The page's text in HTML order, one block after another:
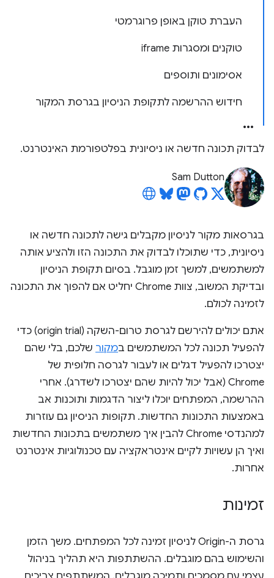
העברת טוקן באופן פרוגרמטי
טוקנים ומסגרות iframe
אסימונים ותוספים
חידוש ההרשמה לתקופת הניסיון בגרסת המקור
לבדוק תכונה חדשה או ניסיונית בפלטפורמת האינטרנט.
Sam Dutton
בגרסאות מקור לניסיון מקבלים גישה לתכונה חדשה או
ניסיונית, כדי שתוכלו לבדוק את התכונה הזו ולהציע אותה
למשתמשים, למשך זמן מוגבל. בסיום תקופת הניסיון
ובדיקת המשוב, צוות Chrome יחליט אם להפוך את התכונה
לזמינה לכולם.
אתם יכולים להירשם לגרסת טרום-השקה (origin trial) כדי
להפעיל תכונה לכל המשתמשים במקור שלכם, בלי שהם
יצטרכו להפעיל דגלים או לעבור לגרסה חלופית של
Chrome (אבל יכול להיות שהם יצטרכו לשדרג). אחרי
ההרשמה, המפתחים יוכלו ליצור הדגמות ותוכנות אב
באמצעות התכונות החדשות. תקופות הניסיון גם עוזרות
למהנדסי Chrome להבין איך משתמשים בתכונות החדשות
ואיך הן עשויות לקיים אינטראקציה עם טכנולוגיות אינטרנט
אחרות.
זמינות
גרסת ה-Origin לניסיון זמינה לכל המפתחים. משך הזמן
והשימוש בהם מוגבלים. ההשתתפות היא תהליך בניהול